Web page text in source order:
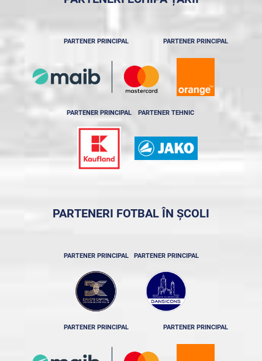
PARTENER PRINCIPAL PARTENER PRINCIPAL
PARTENER PRINCIPAL PARTENER TEHNIC
PARTENERI FOTBAL ÎN ȘCOLI
PARTENER PRINCIPAL PARTENER PRINCIPAL
PARTENER PRINCIPAL PARTENER PRINCIPAL